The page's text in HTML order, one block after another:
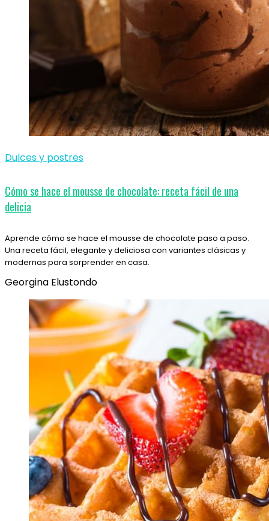
Dulces y postres
Cómo se hace el mousse de chocolate: receta fácil de una
delicia
Aprende cómo se hace el mousse de chocolate paso a paso.
Una receta fácil, elegante y deliciosa con variantes clásicas y
modernas para sorprender en casa.
Georgina Elustondo